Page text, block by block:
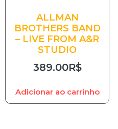
ALLMAN
BROTHERS BAND
– LIVE FROM A&R
STUDIO
389.00R$
Adicionar ao carrinho